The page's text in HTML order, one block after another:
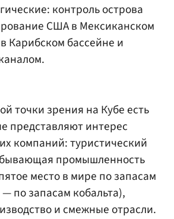
контроль острова
США в Мексиканском
Карибском бассейне и
точки зрения на Кубе есть
представляют интерес
компаний: туристический
промышленность
место в мире по запасам
по запасам кобальта),
и смежные отрасли.